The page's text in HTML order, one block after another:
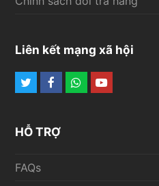
Liên kết mạng xã hội
TwitterFacebook
Whatsapp
Youtube
HỖ TRỢ
FAQs